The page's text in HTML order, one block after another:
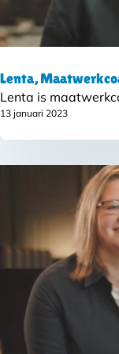
Lenta,
Lenta is
13 januari 2023